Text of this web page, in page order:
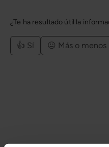
¿Te ha resultado útil la
👍 Sí 😐 Más o menos